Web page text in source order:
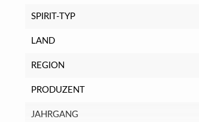
SPIRIT-TYP
LAND
REGION
PRODUZENT
JAHRGANG